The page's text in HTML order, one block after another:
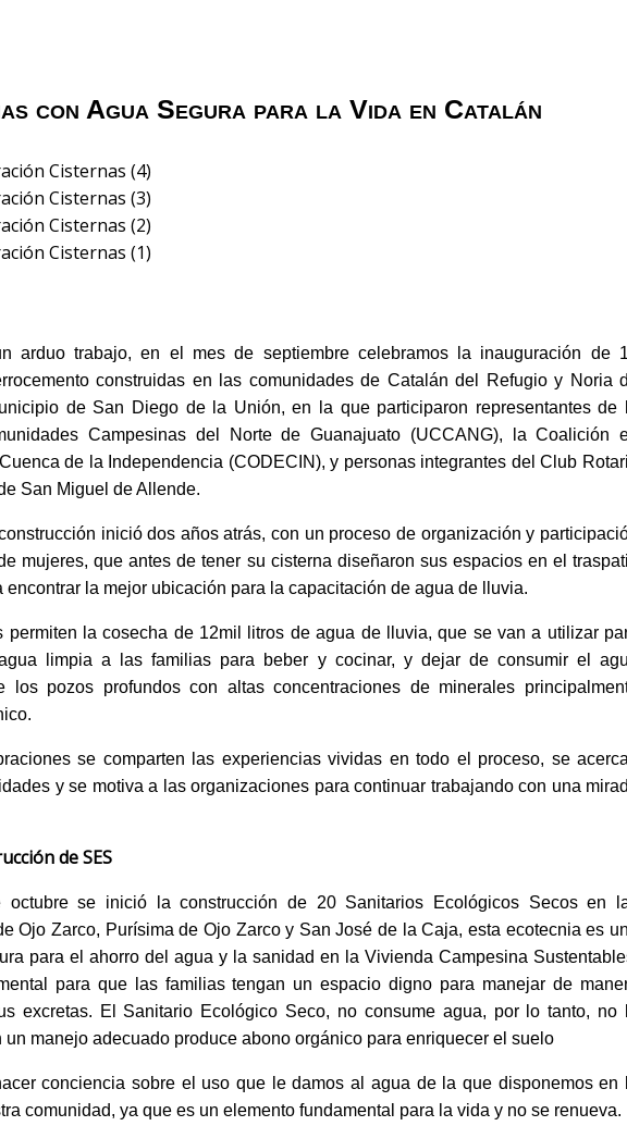
con Agua Segura para la Vida en Catalán
arduo trabajo, en el mes de septiembre celebramos la inauguración de
construidas en las comunidades de Catalán del Refugio y Noria
de San Diego de la Unión, en la que participaron representantes de
Campesinas del Norte de Guanajuato (UCCANG), la Coalición
de la Independencia (CODECIN), y personas integrantes del Club
San Miguel de Allende.
inició dos años atrás, con un proceso de organización y
mujeres, que antes de tener su cisterna diseñaron sus espacios en el
encontrar la mejor ubicación para la capacitación de agua de lluvia.
permiten la cosecha de 12mil litros de agua de lluvia, que se van a utilizar
limpia a las familias para beber y cocinar, y dejar de consumir el
los pozos profundos con altas concentraciones de minerales
se comparten las experiencias vividas en todo el proceso, se
y se motiva a las organizaciones para continuar trabajando con una
de SES
octubre se inició la construcción de 20 Sanitarios Ecológicos Secos en
Ojo Zarco, Purísima de Ojo Zarco y San José de la Caja, esta ecotecnia es
para el ahorro del agua y la sanidad en la Vivienda Campesina
para que las familias tengan un espacio digno para manejar de
excretas. El Sanitario Ecológico Seco, no consume agua, por lo tanto, no
un manejo adecuado produce abono orgánico para enriquecer el suelo
conciencia sobre el uso que le damos al agua de la que disponemos en
comunidad, ya que es un elemento fundamental para la vida y no se renueva.